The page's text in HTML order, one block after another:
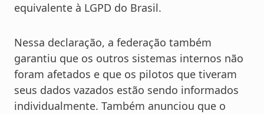
equivalente à LGPD do Brasil.
Nessa declaração, a federação também
garantiu que os outros sistemas internos não
foram afetados e que os pilotos que tiveram
seus dados vazados estão sendo informados
individualmente. Também anunciou que o